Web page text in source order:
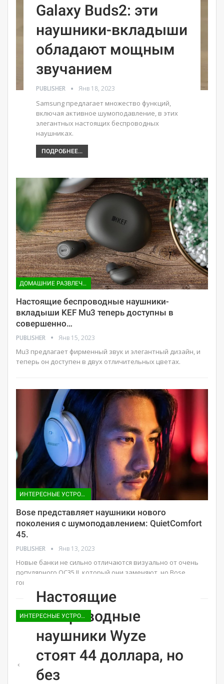
Galaxy Buds2: эти
наушники-вкладыши
обладают мощным
звучанием
PUBLISHER Янв 18, 2023
Samsung предлагает множество функций,
включая активное шумоподавление, в этих
элегантных настоящих беспроводных
наушниках.
ПОДРОБНЕЕ...
ДОМАШНИЕ РАЗВЛЕЧЕНИЯ
Настоящие беспроводные наушники-
вкладыши KEF Mu3 теперь доступны в
совершенно…
PUBLISHER Янв 15, 2023
Mu3 предлагает фирменный звук и элегантный дизайн, и
теперь он доступен в двух отличительных цветах.
ИНТЕРЕСНЫЕ УСТРОЙСТВА
Bose представляет наушники нового
поколения с шумоподавлением: QuietComfort
45.
PUBLISHER Янв 13, 2023
Новые банки не сильно отличаются визуально от очень
популярного QC35 II, который они заменяют, но Bose
говорит, что…
ИНТЕРЕСНЫЕ УСТРОЙСТВА
Настоящие
беспроводные
наушники Wyze
стоят 44 доллара, но
без